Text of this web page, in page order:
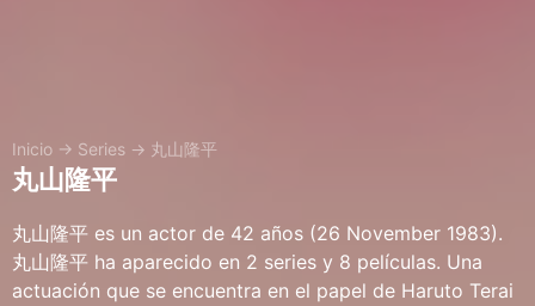
Inicio → Series → 丸山隆平
丸山隆平
丸山隆平 es un actor de 42 años (26 November 1983).
丸山隆平 ha aparecido en 2 series y 8 películas. Una
actuación que se encuentra en el papel de Haruto Terai